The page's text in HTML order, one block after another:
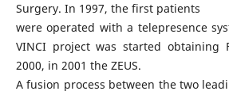
Surgery. In 1997, the first patients
were operated with a telepresence
VINCI project was started obtaining
2000, in 2001 the ZEUS.
A fusion process between the two